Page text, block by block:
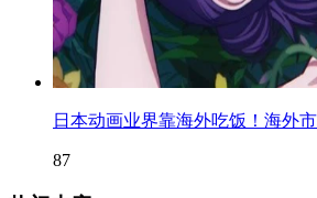
日本动画业界靠海外吃饭！海外
87